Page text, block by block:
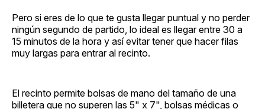
Pero si eres de lo que te gusta llegar puntual y no perder
ningún segundo de partido, lo ideal es llegar entre 30 a
15 minutos de la hora y así evitar tener que hacer filas
muy largas para entrar al recinto.
El recinto permite bolsas de mano del tamaño de una
billetera que no superen las 5" x 7", bolsas médicas o